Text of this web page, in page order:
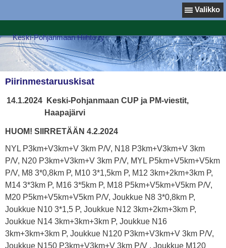
Valikko
Keski-Pohjanmaan Hiihto ry
Piirinmestaruuskisat
14.1.2024
Keski-Pohjanmaan CUP ja PM-viestit,
Haapajärvi
HUOM! SIIRRETÄÄN 4.2.2024
NYL P3km+V3km+V 3km P/V, N18 P3km+V3km+V 3km
P/V, N20 P3km+V3km+V 3km P/V, MYL P5km+V5km+V5km
P/V, M8 3*0,8km P, M10 3*1,5km P, M12 3km+2km+3km P,
M14 3*3km P, M16 3*5km P, M18 P5km+V5km+V5km P/V,
M20 P5km+V5km+V5km P/V, Joukkue N8 3*0,8km P,
Joukkue N10 3*1,5 P, Joukkue N12 3km+2km+3km P,
Joukkue N14 3km+3km+3km P, Joukkue N16
3km+3km+3km P, Joukkue N120 P3km+V3km+V 3km P/V,
Joukkue N150 P3km+V3km+V 3km P/V , Joukkue M120